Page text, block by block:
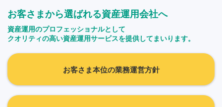
お客さまから選ばれる資産運用会社へ
資産運用のプロフェッショナルとして
クオリティの高い資産運用サービスを提供してまいります。
お客さま本位の業務運営方針